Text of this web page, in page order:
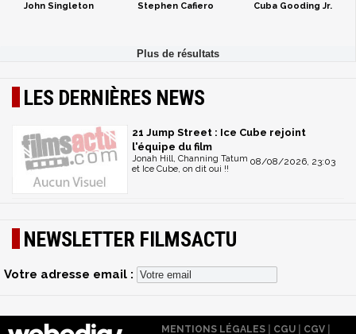
John Singleton Stephen Cafiero Cuba Gooding Jr.
LES DERNIÈRES NEWS
21 Jump Street : Ice Cube rejoint
l'équipe du film
08/08/2026, 23:03
Jonah Hill, Channing Tatum
et Ice Cube, on dit oui !!
NEWSLETTER FILMSACTU
Votre adresse email :
MENTIONS LÉGALES| CGU| CGV|